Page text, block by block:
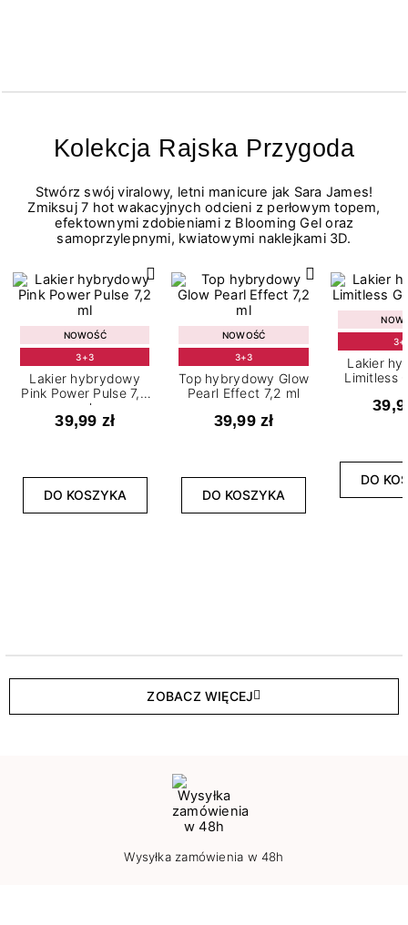
Kolekcja Rajska Przygoda
Stwórz swój viralowy, letni manicure jak Sara James!
Zmiksuj 7 hot wakacyjnych odcieni z perłowym topem,
efektownymi zdobieniami z Blooming Gel oraz
samoprzylepnymi, kwiatowymi naklejkami 3D.
NOWOŚĆ
3+3
Lakier hybrydowy
Pink Power Pulse 7,2
ml
39,99 zł
DO KOSZYKA
NOWOŚĆ
3+3
Top hybrydowy Glow
Pearl Effect 7,2 ml
39,99 zł
DO KOSZYKA
Lakier
Limitless
DO
ZOBACZ WIĘCEJ
Wysyłka zamówienia w 48h